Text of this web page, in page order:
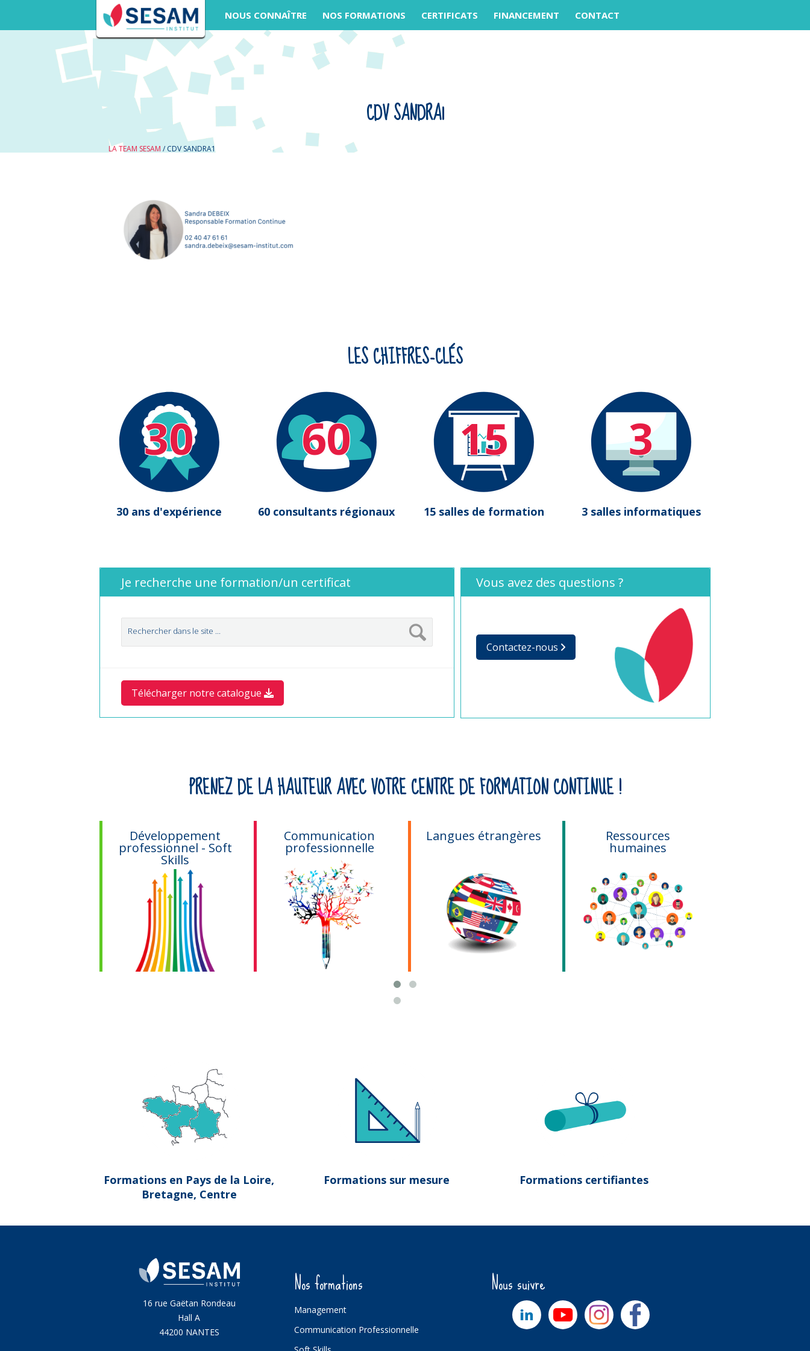
NOUS CONNAÎTRE NOS FORMATIONS CERTIFICATS FINANCEMENT CONTACT
CDV SANDRA1
LA TEAM SESAM / CDV SANDRA1
LES CHIFFRES-CLÉS
30
30 ans d'expérience
60
60 consultants régionaux
15
15 salles de formation
3
3 salles informatiques
Je recherche une formation/un certificat
Télécharger notre catalogue
Vous avez des questions ?
Contactez-nous
PRENEZ DE LA HAUTEUR AVEC VOTRE CENTRE DE FORMATION CONTINUE !
Développement
professionnel - Soft
Skills
Communication
professionnelle
Langues étrangères Ressources
humaines
Formations en Pays de la Loire,
Bretagne, Centre
Formations sur mesure Formations certifiantes
16 rue Gaëtan Rondeau
Hall A
44200 NANTES
Nos formations
Management
Communication Professionnelle
Nous suivre